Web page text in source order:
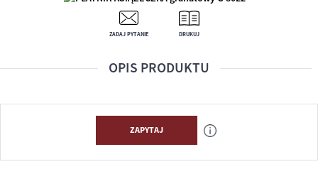
ZADAJ PYTANIE DRUKUJ
OPIS PRODUKTU
ZAPYTAJ